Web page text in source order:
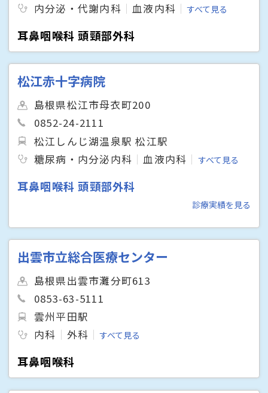
内分泌・代謝内科
血液内科 すべて見る
耳鼻咽喉科 頭頸部外科
松江赤十字病院
島根県松江市母衣町200
0852-24-2111
松江しんじ湖温泉駅 松江駅
糖尿病・内分泌内科
血液内科 すべて見る
耳鼻咽喉科 頭頸部外科
診療実績を見る
出雲市立総合医療センター
島根県出雲市灘分町613
0853-63-5111
雲州平田駅
内科
外科 すべて見る
耳鼻咽喉科